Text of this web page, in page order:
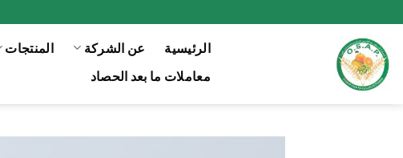
to
content
الرئيسية عن الشركة المنتجات
معاملات ما بعد الحصاد